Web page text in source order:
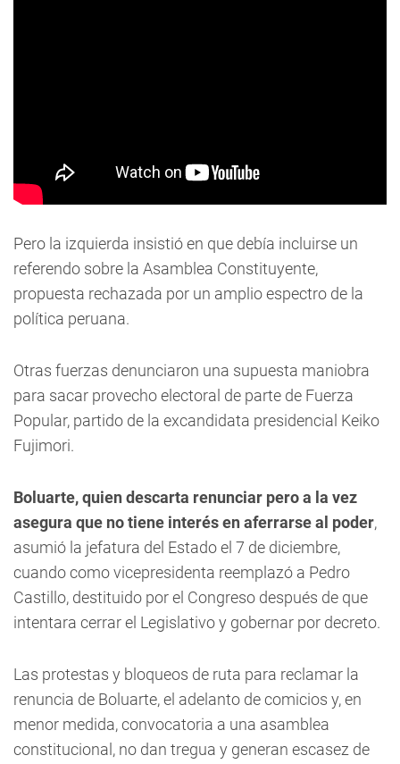
Pero la izquierda insistió en que debía incluirse un
referendo sobre la Asamblea Constituyente,
propuesta rechazada por un amplio espectro de la
política peruana.
Otras fuerzas denunciaron una supuesta maniobra
para sacar provecho electoral de parte de Fuerza
Popular, partido de la excandidata presidencial Keiko
Fujimori.
Boluarte, quien descarta renunciar pero a la vez
asegura que no tiene interés en aferrarse al poder,
asumió la jefatura del Estado el 7 de diciembre,
cuando como vicepresidenta reemplazó a Pedro
Castillo, destituido por el Congreso después de que
intentara cerrar el Legislativo y gobernar por decreto.
Las protestas y bloqueos de ruta para reclamar la
renuncia de Boluarte, el adelanto de comicios y, en
menor medida, convocatoria a una asamblea
constitucional, no dan tregua y generan escasez de